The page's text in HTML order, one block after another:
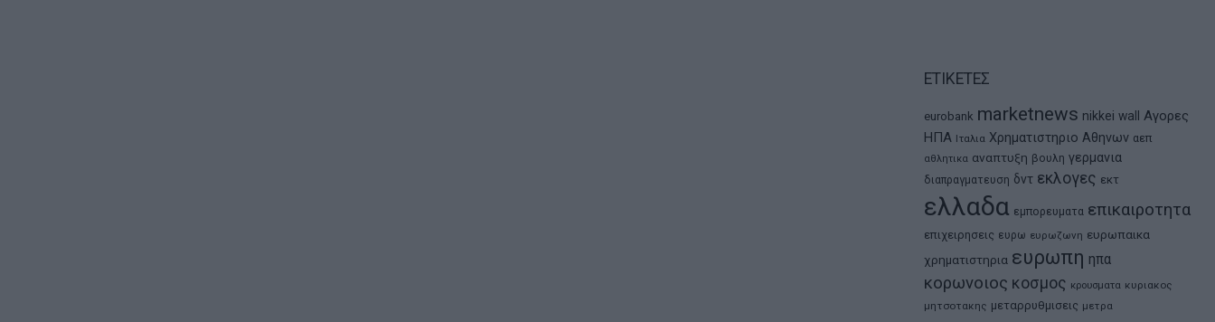
ΕΤΙΚΕΤΕΣ
eurobank marketnews nikkei wall
Αγορες
ΗΠΑ Ιταλια Χρηματιστηριο Αθηνων αεπ
αθλητικα αναπτυξη βουλη γερμανια
διαπραγματευση δντ εκλογες εκτ
ελλαδα εμπορευματα επικαιροτητα
επιχειρησεις ευρω ευρωζωνη ευρωπαικα
χρηματιστηρια ευρωπη ηπα
κορωνοιος κοσμος κρουσματα κυριακος
μητσοτακης μεταρρυθμισεις μετρα